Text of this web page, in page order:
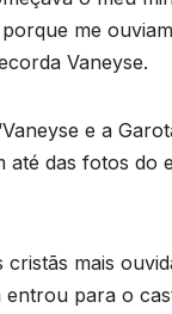
me
Vaneyse.
e a
até das fotos do
mais
para o